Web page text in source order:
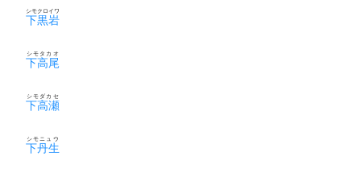
下黒岩
シモクロイワ
下高尾
シモタカオ
下高瀬
シモダカセ
下丹生
シモニュウ